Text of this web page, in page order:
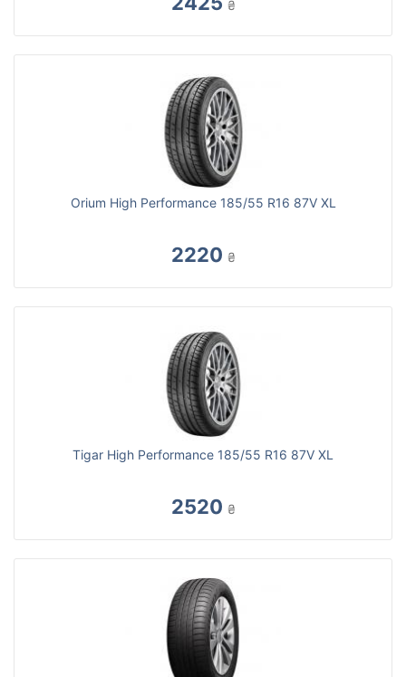
₴
Orium High Performance 185/55 R16 87V XL
2220 ₴
Tigar High Performance 185/55 R16 87V XL
2520 ₴